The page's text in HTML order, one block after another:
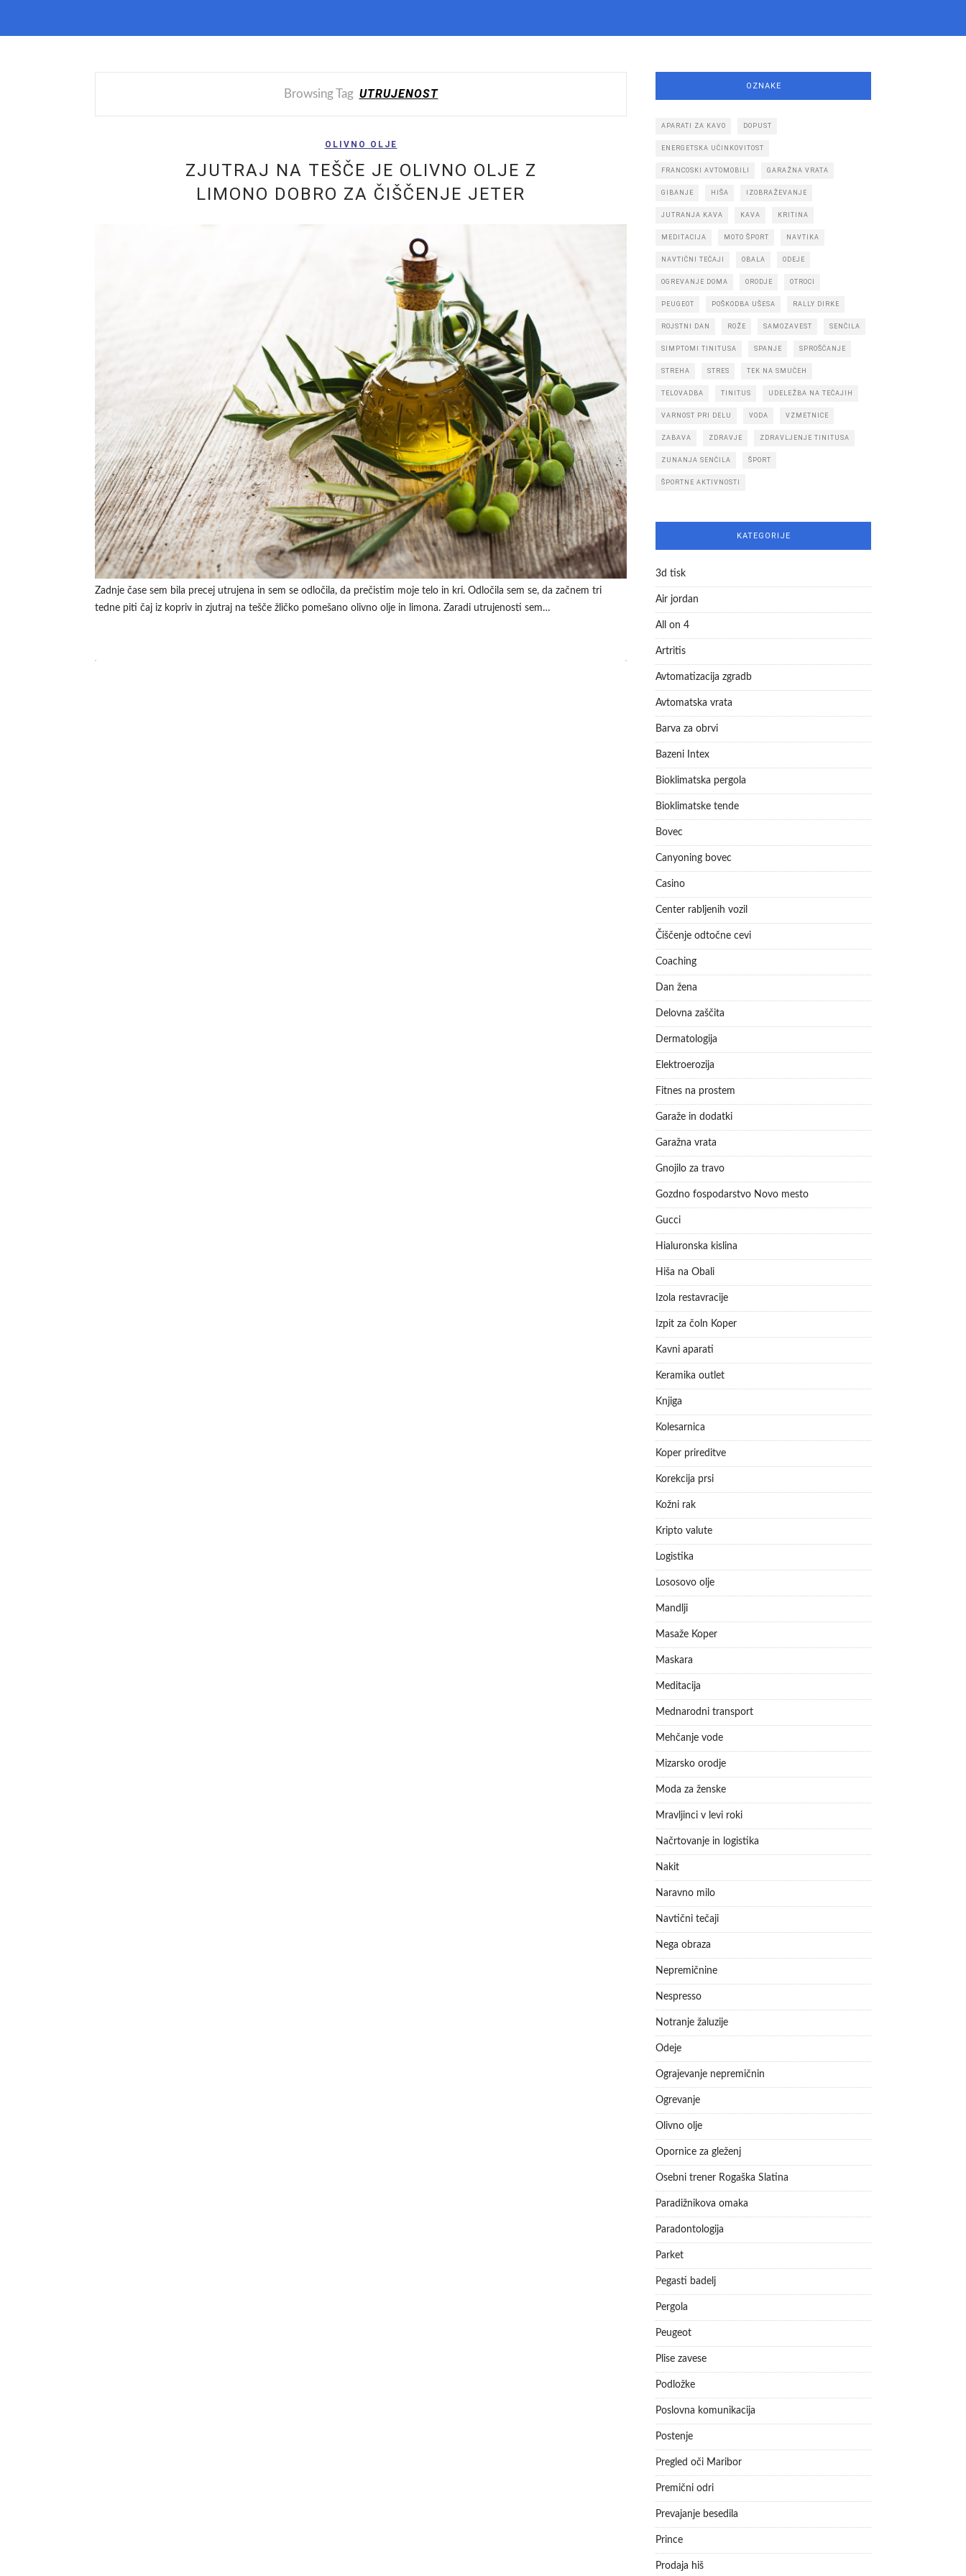
Browsing Tag UTRUJENOST
OLIVNO OLJE
ZJUTRAJ NA TEŠČE JE OLIVNO OLJE Z
LIMONO DOBRO ZA ČIŠČENJE JETER
Zadnje čase sem bila precej utrujena in sem se odločila, da prečistim moje telo in kri. Odločila sem se, da začnem tri
tedne piti čaj iz kopriv in zjutraj na tešče žličko pomešano olivno olje in limona. Zaradi utrujenosti sem…
OZNAKE
APARATI ZA KAVO DOPUST
ENERGETSKA UČINKOVITOST
FRANCOSKI AVTOMOBILI GARAŽNA VRATA
GIBANJE HIŠA IZOBRAŽEVANJE
JUTRANJA KAVA KAVA KRITINA
MEDITACIJA MOTO ŠPORT NAVTIKA
NAVTIČNI TEČAJI OBALA ODEJE
OGREVANJE DOMA ORODJE OTROCI
PEUGEOT POŠKODBA UŠESA RALLY DIRKE
ROJSTNI DAN ROŽE SAMOZAVEST SENČILA
SIMPTOMI TINITUSA SPANJE SPROŠČANJE
STREHA STRES TEK NA SMUČEH
TELOVADBA TINITUS UDELEŽBA NA TEČAJIH
VARNOST PRI DELU VODA VZMETNICE
ZABAVA ZDRAVJE ZDRAVLJENJE TINITUSA
ZUNANJA SENČILA ŠPORT
ŠPORTNE AKTIVNOSTI
KATEGORIJE
3d tisk
Air jordan
All on 4
Artritis
Avtomatizacija zgradb
Avtomatska vrata
Barva za obrvi
Bazeni Intex
Bioklimatska pergola
Bioklimatske tende
Bovec
Canyoning bovec
Casino
Center rabljenih vozil
Čiščenje odtočne cevi
Coaching
Dan žena
Delovna zaščita
Dermatologija
Elektroerozija
Fitnes na prostem
Garaže in dodatki
Garažna vrata
Gnojilo za travo
Gozdno fospodarstvo Novo mesto
Gucci
Hialuronska kislina
Hiša na Obali
Izola restavracije
Izpit za čoln Koper
Kavni aparati
Keramika outlet
Knjiga
Kolesarnica
Koper prireditve
Korekcija prsi
Kožni rak
Kripto valute
Logistika
Lososovo olje
Mandlji
Masaže Koper
Maskara
Meditacija
Mednarodni transport
Mehčanje vode
Mizarsko orodje
Moda za ženske
Mravljinci v levi roki
Načrtovanje in logistika
Nakit
Naravno milo
Navtični tečaji
Nega obraza
Nepremičnine
Nespresso
Notranje žaluzije
Odeje
Ograjevanje nepremičnin
Ogrevanje
Olivno olje
Opornice za gleženj
Osebni trener Rogaška Slatina
Paradižnikova omaka
Paradontologija
Parket
Pegasti badelj
Pergola
Peugeot
Plise zavese
Podložke
Poslovna komunikacija
Postenje
Pregled oči Maribor
Premični odri
Prevajanje besedila
Prince
Prodaja hiš